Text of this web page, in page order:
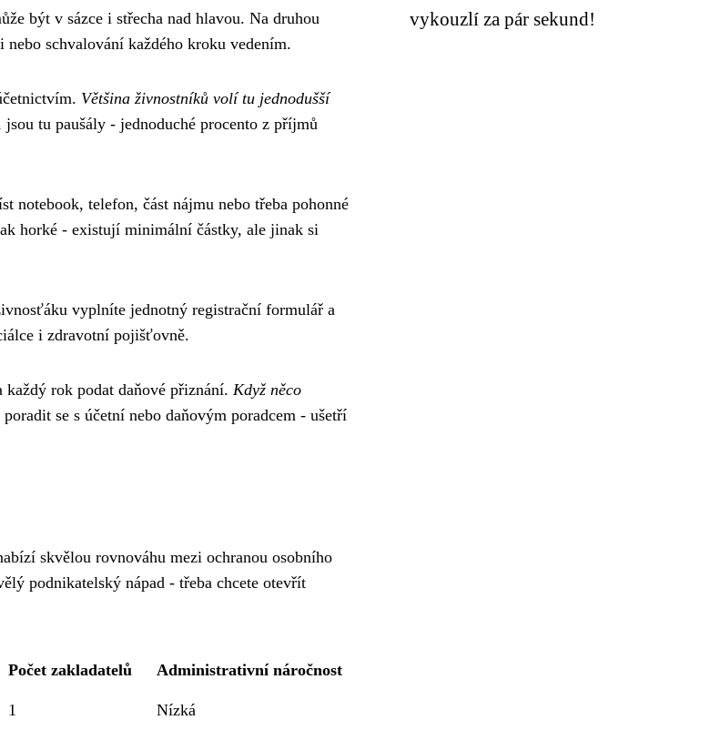
být v sázce i střecha nad hlavou. Na druhou
schvalování každého kroku vedením.
Většina živnostníků volí tu jednodušší
tu paušály - jednoduché procento z příjmů
notebook, telefon, část nájmu nebo třeba pohonné
horké - existují minimální částky, ale jinak si
vyplníte jednotný registrační formulář a
i zdravotní pojišťovně.
každý rok podat daňové přiznání. Když něco
se s účetní nebo daňovým poradcem - ušetří
skvělou rovnováhu mezi ochranou osobního
podnikatelský nápad - třeba chcete otevřít
Počet zakladatelů Administrativní náročnost
1 Nízká
vykouzlí za pár sekund!